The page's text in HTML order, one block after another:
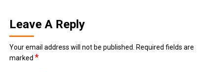
Leave A Reply
Your email address will not be published. Required fields are
marked*